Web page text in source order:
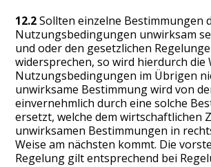
12.2Sollten einzelne Bestimmungen
Nutzungsbedingungen unwirksam
und oder den gesetzlichen
widersprechen, so wird hierdurch die
Nutzungsbedingungen im Übrigen
unwirksame Bestimmung wird von
einvernehmlich durch eine solche
ersetzt, welche dem wirtschaftlichen
unwirksamen Bestimmungen in
Weise am nächsten kommt. Die
Regelung gilt entsprechend bei